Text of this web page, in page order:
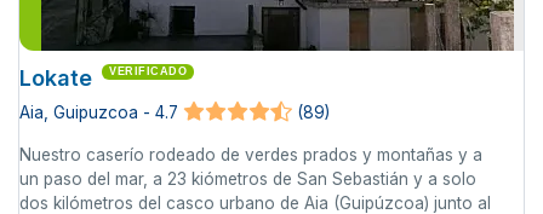
Lokate VERIFICADO
Aia, Guipuzcoa - 4.7 (89)
Nuestro caserío rodeado de verdes prados y montañas y a
un paso del mar, a 23 kiómetros de San Sebastián y a solo
dos kilómetros del casco urbano de Aia (Guipúzcoa) junto al